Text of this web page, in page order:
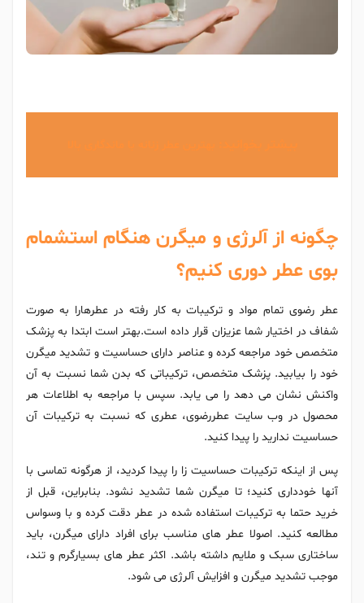
چگونه از آلرژی و میگرن هنگام استشمام
بوی عطر دوری کنیم؟
عطر رضوی تمام مواد و ترکیبات به کار رفته در عطرهارا به صورت
شفاف در اختیار شما عزیزان قرار داده است.بهتر است ابتدا به پزشک
متخصص خود مراجعه کرده و عناصر دارای حساسیت و تشدید میگرن
خود را بیابید. پزشک متخصص، ترکیباتی که بدن شما نسبت به آن
واکنش نشان می دهد را می یابد. سپس با مراجعه به اطلاعات هر
محصول در وب سایت عطررضوی، عطری که نسبت به ترکیبات آن
حساسیت ندارید را پیدا کنید.
پس از اینکه ترکیبات حساسیت زا را پیدا کردید، از هرگونه تماسی با
آنها خودداری کنید؛ تا میگرن شما تشدید نشود. بنابراین، قبل از
خرید حتما به ترکیبات استفاده شده در عطر دقت کرده و با وسواس
مطالعه کنید. اصولا عطر های مناسب برای افراد دارای میگرن، باید
ساختاری سبک و ملایم داشته باشد. اکثر عطر های بسیارگرم و تند،
موجب تشدید میگرن و افزایش آلرژی می شود.